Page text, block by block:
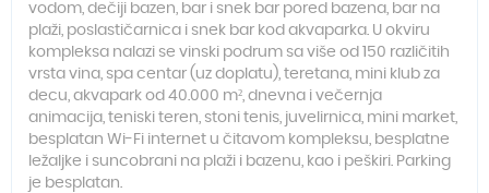
vodom, dečiji bazen, bar i snek bar pored bazena, bar na
plaži, poslastičarnica i snek bar kod akvaparka. U okviru
kompleksa nalazi se vinski podrum sa više od 150 različitih
vrsta vina, spa centar (uz doplatu), teretana, mini klub za
decu, akvapark od 40.000 m², dnevna i večernja
animacija, teniski teren, stoni tenis, juvelirnica, mini market,
besplatan Wi-Fi internet u čitavom kompleksu, besplatne
ležaljke i suncobrani na plaži i bazenu, kao i peškiri. Parking
je besplatan.